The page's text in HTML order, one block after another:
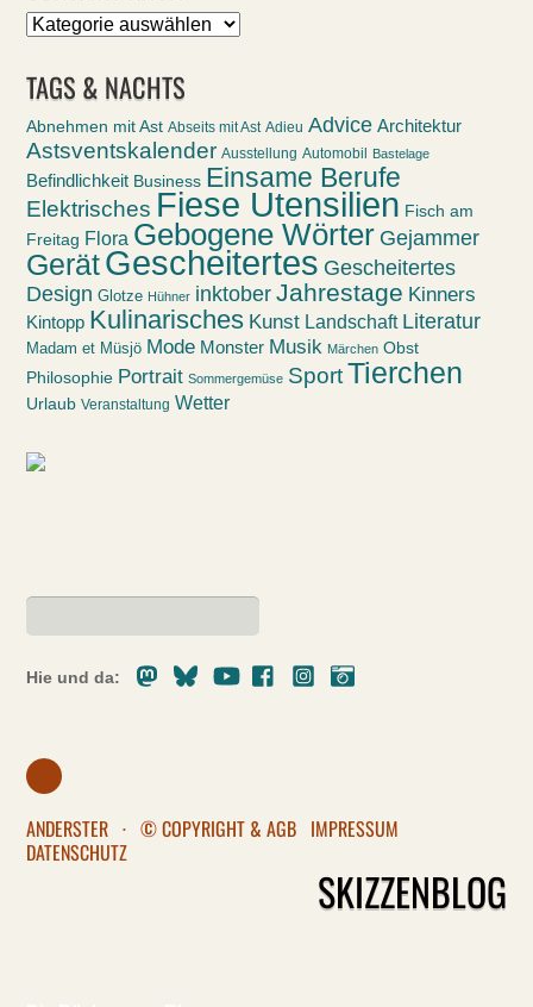
Sortiert
TAGS & NACHTS
Abnehmen mit Ast Abseits mit Ast Adieu Advice Architektur
Astsventskalender Ausstellung Automobil Bastelage
Befindlichkeit Business Einsame Berufe
Elektrisches Fiese Utensilien Fisch am
Freitag Flora Gebogene Wörter Gejammer
GerätGescheitertes Gescheitertes
Design Glotze Hühner inktober Jahrestage Kinners
Kintopp Kulinarisches Kunst Landschaft Literatur
Madam et Müsjö Mode Monster Musik Märchen Obst
Philosophie Portrait Sommergemüse Sport Tierchen
Urlaub Veranstaltung Wetter
Hie und da:
MastodonBlueskyYoutubeFacebookInstagram
ANDERSTER · © COPYRIGHT & AGB IMPRESSUM
DATENSCHUTZ
SKIZZENBLOG